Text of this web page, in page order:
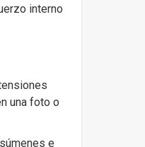
interno
una foto o
e